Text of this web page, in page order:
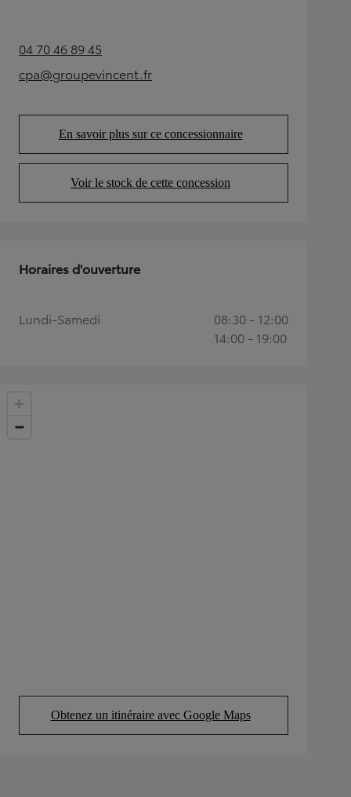
04 70 46 89 45(Opens in new tab)
cpa@groupevincent.fr
(Opens in new tab)
En savoir plus sur ce concessionnaire
(Opens in new tab)
Voir le stock de cette concession
(Opens in new tab)
Obtenez un itinéraire avec Google Maps
(Opens in new tab)
Horaires d'ouverture
Lundi-Samedi
08:30 - 12:00
14:00 - 19:00